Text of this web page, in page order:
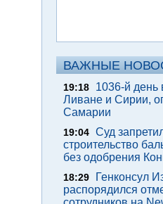
ВАЖНЫЕ
19:18
1036-й день
Ливане и Сирии,
Самарии
19:04 Суд
строительство
без одобрения
18:29
Генконсул
распорядился